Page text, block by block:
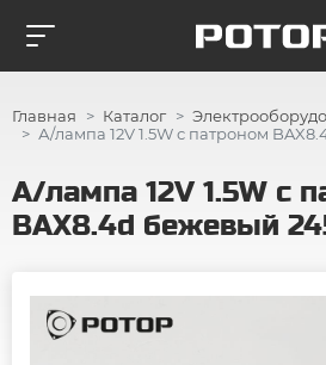
Главная Каталог
А/лампа 12V 1.5W с патроном
А/лампа 12V 1.5W с
BAX8.4d бежевый